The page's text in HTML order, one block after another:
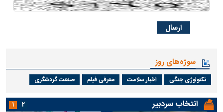
سوژه‌های روز
تکنولوژی جنگی اخبار سلامت معرفی فیلم صنعت گردشگری
انتخاب سردبیر ۱ ۲